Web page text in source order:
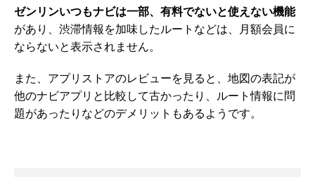
ゼンリンいつもナビは一部、有料でないと使えない機能
があり、渋滞情報を加味したルートなどは、月額会員に
ならないと表示されません。
また、アプリストアのレビューを見ると、地図の表記が
他のナビアプリと比較して古かったり、ルート情報に問
題があったりなどのデメリットもあるようです。